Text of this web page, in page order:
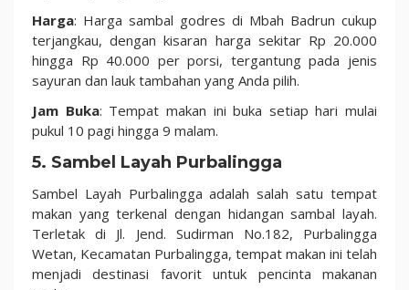
Harga: Harga sambal godres di Mbah Badrun cukup
terjangkau, dengan kisaran harga sekitar Rp 20.000
hingga Rp 40.000 per porsi, tergantung pada jenis
sayuran dan lauk tambahan yang Anda pilih.
Jam Buka: Tempat makan ini buka setiap hari mulai
pukul 10 pagi hingga 9 malam.
5. Sambel Layah Purbalingga
Sambel Layah Purbalingga adalah salah satu tempat
makan yang terkenal dengan hidangan sambal layah.
Terletak di Jl. Jend. Sudirman No.182, Purbalingga
Wetan, Kecamatan Purbalingga, tempat makan ini telah
menjadi destinasi favorit untuk pencinta makanan